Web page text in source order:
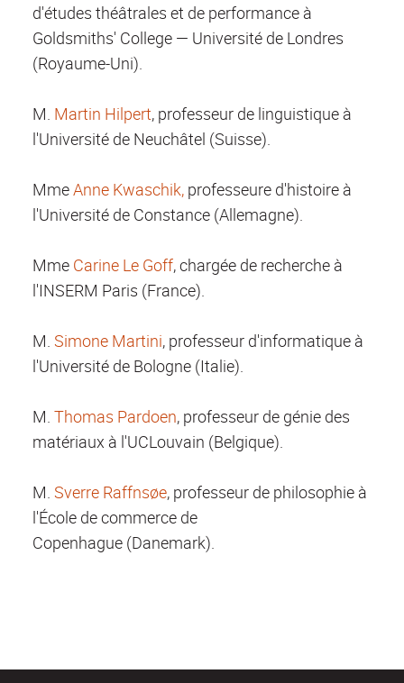
d'études théâtrales et de performance à
Goldsmiths' College — Université de Londres
(Royaume-Uni).
M. Martin Hilpert, professeur de linguistique à
l'Université de Neuchâtel (Suisse).
MmeAnne Kwaschik, professeure d'histoire à
l'Université de Constance (Allemagne).
Mme Carine Le Goff, chargée de recherche à
l'INSERM Paris (France).
M. Simone Martini, professeur d'informatique à
l'Université de Bologne (Italie).
M. Thomas Pardoen, professeur de génie des
matériaux à l'UCLouvain (Belgique).
M. Sverre Raffnsøe, professeur de philosophie à
l'École de commerce de
Copenhague (Danemark).